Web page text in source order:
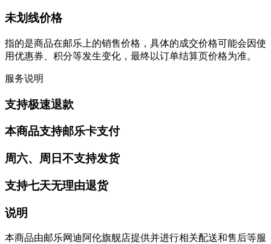
未划线价格
指的是商品在邮乐上的销售价格，具体的成交价格可能会因使
用优惠券、积分等发生变化，最终以订单结算页价格为准。
服务说明
支持极速退款
本商品支持邮乐卡支付
周六、周日不支持发货
支持七天无理由退货
说明
本商品由邮乐网迪阿伦旗舰店提供并进行相关配送和售后等服